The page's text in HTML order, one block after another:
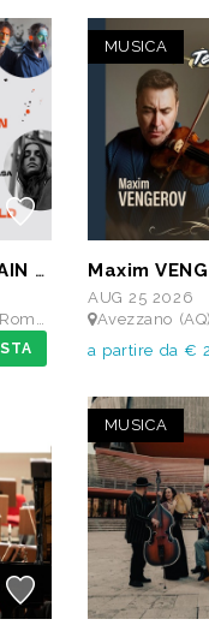
ABBONAMENTO 3 DAYS MAIN STAGE PASS • 11 settembre: Alborosie & Shengen Clan, DJ Gruff feat Gavino Murgia - Lauryyn - Beatrice Dellacasa, after party Dj Gruff • 12 settembre: Altea, Pellegrino, Casino Royale • 13 settembre: Meraz, Teho Teardo & Blixa Bargeld, C'Mon Tigre
Reali
MUSICA
AUG 25 2026
Avezzano (AQ) - via
a partire da €
MUSICA